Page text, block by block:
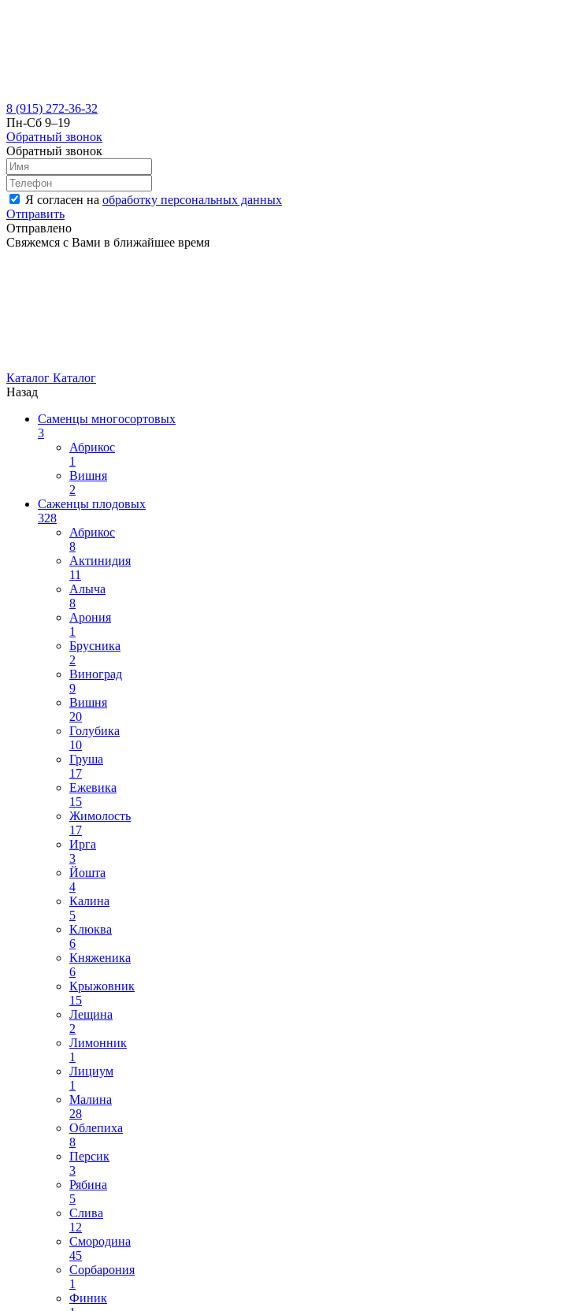
8 (915) 272-36-32
Пн-Сб 9–19
Обратный звонок
Обратный звонок
Я согласен на обработку персональных данных
Отправить
Отправлено
Свяжемся с Вами в ближайшее время
Каталог Каталог
Назад
Саменцы многосортовых
3
Абрикос
1
Вишня
2
Саженцы плодовых
328
Абрикос
8
Актинидия
11
Алыча
8
Арония
1
Брусника
2
Виноград
9
Вишня
20
Голубика
10
Груша
17
Ежевика
15
Жимолость
17
Ирга
3
Йошта
4
Калина
5
Клюква
6
Княженика
6
Крыжовник
15
Лещина
2
Лимонник
1
Лициум
1
Малина
28
Облепиха
8
Персик
3
Рябина
5
Слива
12
Смородина
45
Сорбарония
1
Финик